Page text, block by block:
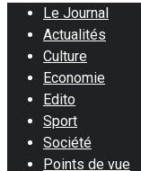
Le Journal
Actualités
Culture
Economie
Edito
Sport
Société
Points de vue